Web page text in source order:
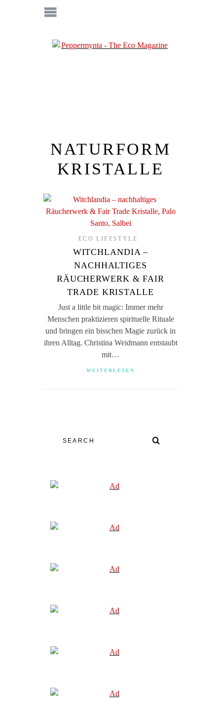
NATURFORM
KRISTALLE
ECO LIFESTYLE
WITCHLANDIA –
NACHHALTIGES
RÄUCHERWERK & FAIR
TRADE KRISTALLE
Just a little bit magic: Immer mehr
Menschen praktizieren spirituelle Rituale
und bringen ein bisschen Magie zurück in
ihren Alltag. Christina Weidmann entstaubt
mit…
WEITERLESEN